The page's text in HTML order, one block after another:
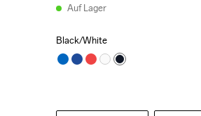
Auf Lager
Black/White